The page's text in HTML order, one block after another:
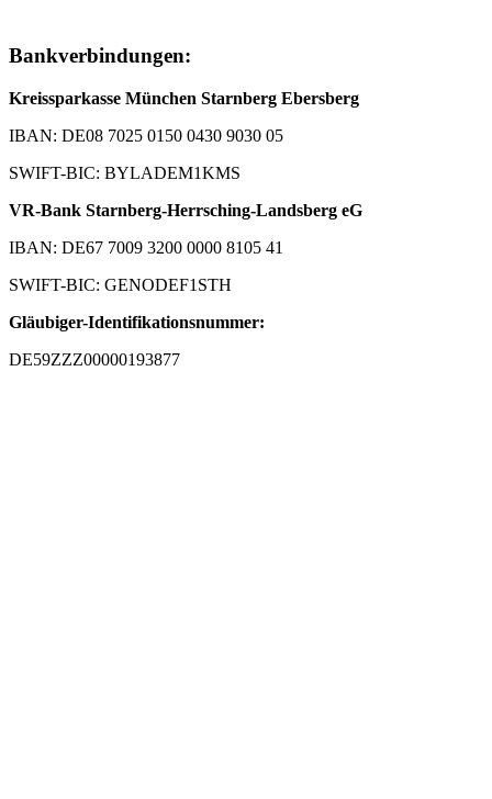
Bankverbindungen:
Kreissparkasse München Starnberg Ebersberg
IBAN: DE08 7025 0150 0430 9030 05
SWIFT-BIC: BYLADEM1KMS
VR-Bank Starnberg-Herrsching-Landsberg eG
IBAN: DE67 7009 3200 0000 8105 41
SWIFT-BIC: GENODEF1STH
Gläubiger-Identifikationsnummer:
DE59ZZZ00000193877